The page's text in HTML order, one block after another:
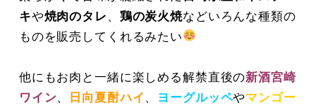
キや焼肉のタレ 、 鶏の炭火焼な どいろんな種類の
ものを販売してくれるみたい
他にもお肉と一緒に楽しめる解禁直後の新酒宮崎
ワイン、 日向夏酎ハイ 、 ヨーグルッペやマンゴー